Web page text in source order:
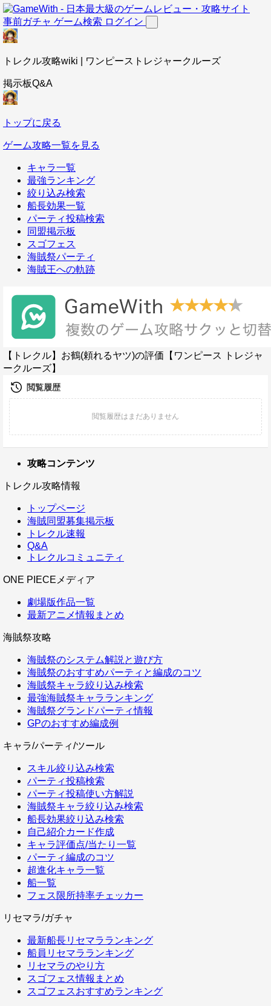
事前ガチャ ゲーム検索 ログイン
トレクル攻略wiki | ワンピーストレジャークルーズ
掲示板Q&A
トップに戻る
ゲーム攻略一覧を見る
キャラ一覧
最強ランキング
絞り込み検索
船長効果一覧
パーティ投稿検索
同盟掲示板
スゴフェス
海賊祭パーティ
海賊王への軌跡
【トレクル】お鶴(頼れるヤツ)の評価【ワンピース トレジャ
ークルーズ】
攻略コンテンツ
トレクル攻略情報
トップページ
海賊同盟募集掲示板
トレクル速報
Q&A
トレクルコミュニティ
ONE PIECEメディア
劇場版作品一覧
最新アニメ情報まとめ
海賊祭攻略
海賊祭のシステム解説と遊び方
海賊祭のおすすめパーティと編成のコツ
海賊祭キャラ絞り込み検索
最強海賊祭キャラランキング
海賊祭グランドパーティ情報
GPのおすすめ編成例
キャラ/パーティ/ツール
スキル絞り込み検索
パーティ投稿検索
パーティ投稿使い方解説
海賊祭キャラ絞り込み検索
船長効果絞り込み検索
自己紹介カード作成
キャラ評価点/当たり一覧
パーティ編成のコツ
超進化キャラ一覧
船一覧
フェス限所持率チェッカー
リセマラ/ガチャ
最新船長リセマラランキング
船員リセマラランキング
リセマラのやり方
スゴフェス情報まとめ
スゴフェスおすすめランキング